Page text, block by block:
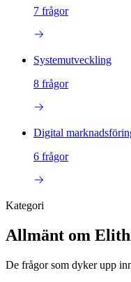
7 frågor
Systemutveckling
8 frågor
Digital
6 frågor
Kategori
Allmänt om
De frågor som dyker upp